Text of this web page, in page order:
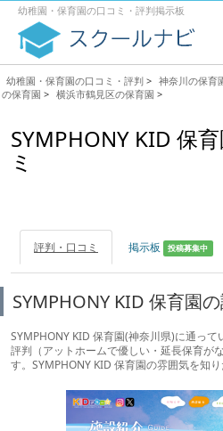
幼稚園・保育園の口コミ・評判掲示板
幼稚園・保育園の口コミ・評判 > 神奈川の保育
の保育園 > 横浜市鶴見区の保育園 >
SYMPHONY KID 保
ミ
評判・口コミ 掲示板 投稿募集中
SYMPHONY KID 保育園
SYMPHONY KID 保育園(神奈川県)に通って
評判（アットホームで優しい・延長保育が
す。SYMPHONY KID 保育園の雰囲気を知